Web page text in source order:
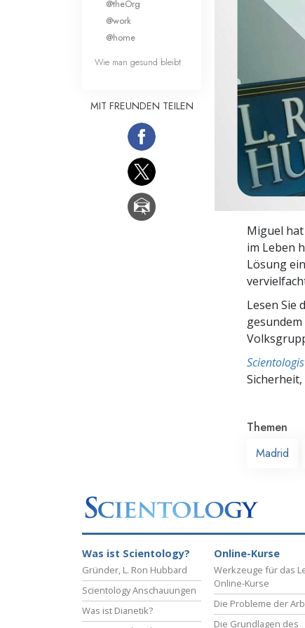
Liebe und
Miguel
im Leben
Lösung
Lesen Sie
Themen
Madrid
@theOrg
@work
@home
Wie man gesund bleibt
MIT FREUNDEN TEILEN
Was ist Scientology?
Gründer, L. Ron Hubbard
Scientology Anschauungen
Was ist Dianetik?
Online-Kurse
Werkzeuge für das
Online-Kurse
Die Probleme der
Die Grundlagen des